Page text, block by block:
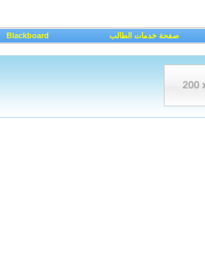
صفحة خدمات الطالب Blackboard